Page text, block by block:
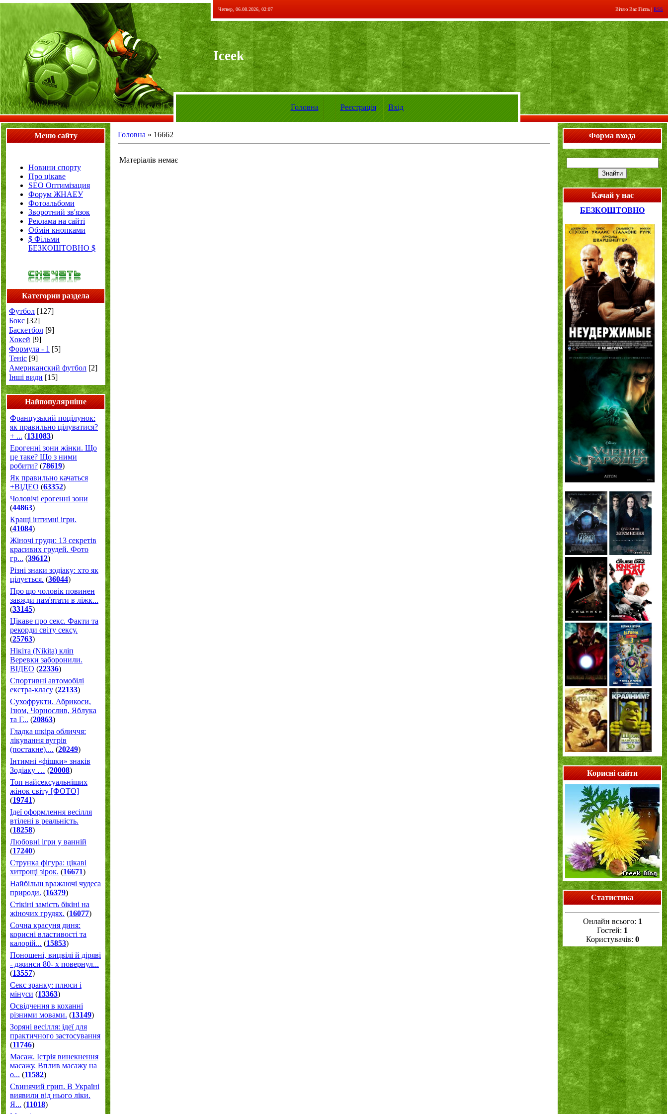
Четвер, 06.08.2026, 02:07 Вітаю Вас Гість | RSS
Iceek
Головна Реєстрація Вхід
Меню сайту
Новини спорту
Про цікаве
SEO Оптимізация
Форум ЖНАЕУ
Фотоальбоми
Зворотний зв'язок
Реклама на сайті
Обмін кнопками
$ Фільми
БЕЗКОШТОВНО $
Категории раздела
Футбол [127]
Бокс [32]
Баскетбол [9]
Хокей [9]
Формула - 1 [5]
Теніс [9]
Американский футбол [2]
Інші види [15]
Найпопулярніше
Французький поцілунок:
як правильно цілуватися?
+ ... (131083)
Ерогенні зони жінки. Що
це таке? Що з ними
робити? (78619)
Як правильно качаться
+ВІДЕО (63352)
Чоловічі ерогенні зони
(44863)
Кращі інтимні ігри.
(41084)
Жіночі груди: 13 секретів
красивих грудей. Фото
гр... (39612)
Різні знаки зодіаку: хто як
цілується. (36044)
Про що чоловік повинен
завжди пам'ятати в ліжк...
(33145)
Цікаве про секс. Факти та
рекорди світу сексу.
(25763)
Нікіта (Nikita) кліп
Веревки заборонили.
ВІДЕО (22336)
Спортивні автомобілі
екстра-класу (22133)
Cухофрукти. Абрикоси,
Ізюм, Чорнослив, Яблука
та Г... (20863)
Гладка шкіра обличчя:
лікування вугрів
(постакне).... (20249)
Інтимні «фішки» знаків
Зодіаку … (20008)
Топ найсексуальніших
жінок світу [ФОТО]
(19741)
Ідеї оформлення весілля
втілені в реальність.
(18258)
Любовні ігри у ванній
(17240)
Струнка фігура: цікаві
хитрощі зірок. (16671)
Найбільш вражаючі чудеса
природи. (16379)
Стікіні замість бікіні на
жіночих грудях. (16077)
Сочна красуня диня:
корисні властивості та
калорій... (15853)
Поношені, вицвілі й діряві
- джинси 80- х повернул...
(13557)
Секс зранку: плюси і
мінуси (13363)
Освідчення в коханні
різними мовами. (13149)
Зоряні весілля: ідеї для
практичного застосування
(11746)
Масаж. Істрія винекнення
масажу. Вплив масажу на
о... (11582)
Свинячий грип. В Україні
виявили від нього ліки.
Я... (11018)
Головна » 16662
Матеріалів немає
Форма входа
Качай у нас
БЕЗКОШТОВНО
Корисні сайти
Статистика
Онлайн всього: 1
Гостей: 1
Користувачів: 0